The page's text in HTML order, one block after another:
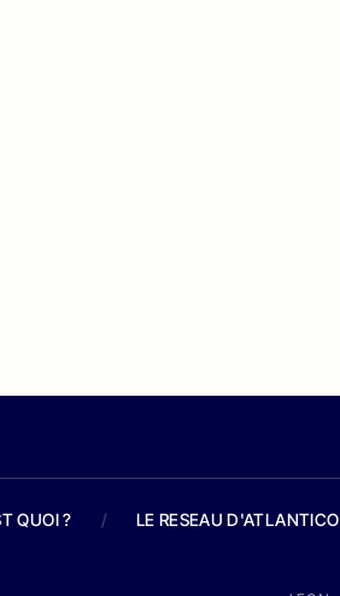
QUOI ? / LE RESEAU D'ATLANTICO